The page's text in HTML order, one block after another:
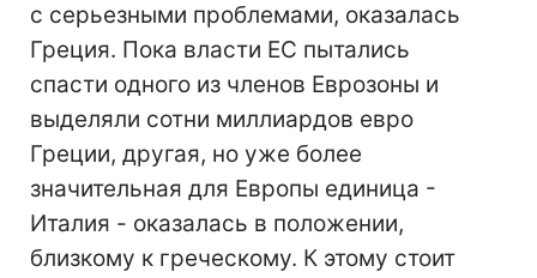
с серьезными проблемами, оказалась
Греция. Пока власти ЕС пытались
спасти одного из членов Еврозоны и
выделяли сотни миллиардов евро
Греции, другая, но уже более
значительная для Европы единица -
Италия - оказалась в положении,
близкому к греческому. К этому стоит